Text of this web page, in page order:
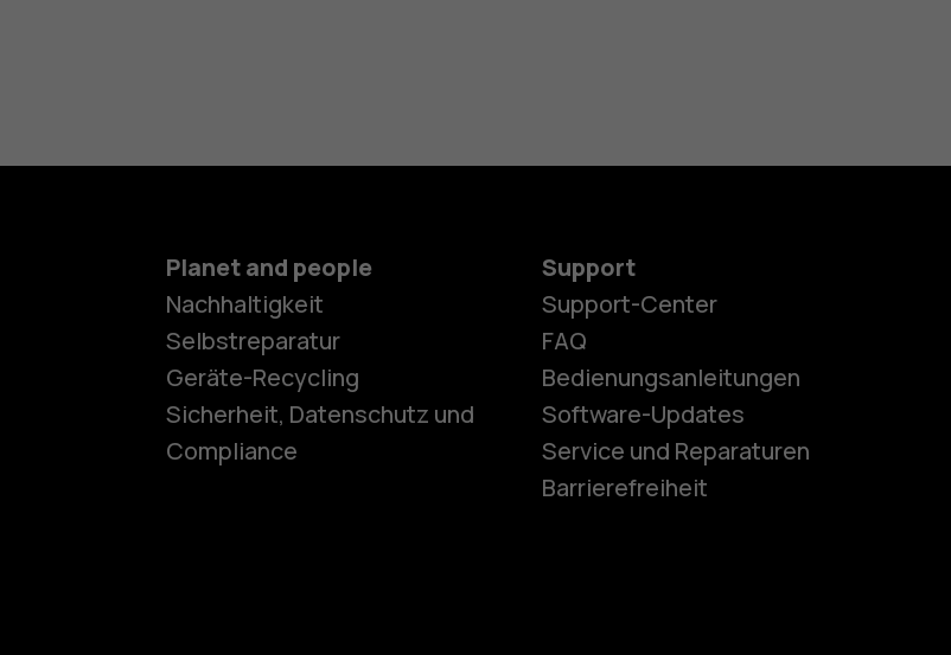
Smartphones
Feature Phones
Planet and people
Nachhaltigkeit
Selbstreparatur
Geräte-Recycling
Sicherheit, Datenschutz und
Compliance
Support
Support-Center
FAQ
Bedienungsanleitungen
Software-Updates
Service und Reparaturen
Barrierefreiheit